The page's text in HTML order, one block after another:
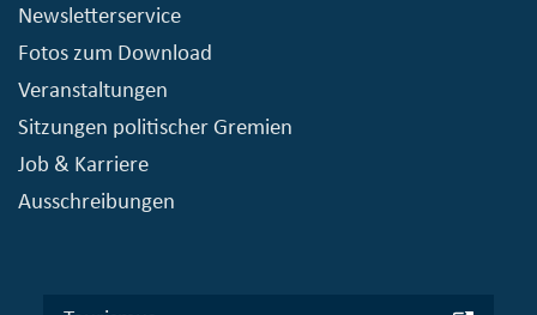
Newsletterservice
Fotos zum Download
Veranstaltungen
Sitzungen politischer Gremien
Job & Karriere
Ausschreibungen